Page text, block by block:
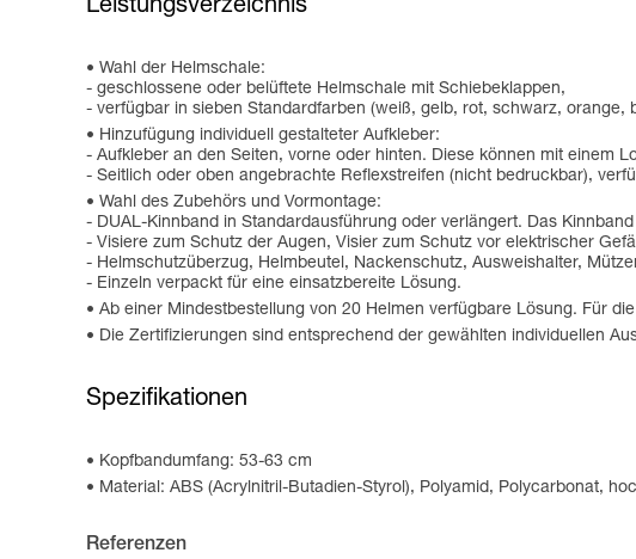
Leistungsverzeichnis
Wahl der Helmschale:
- geschlossene oder belüftete Helmschale mit Schiebeklappen,
- verfügbar in sieben Standardfarben (weiß, gelb, rot, schwarz,
Hinzufügung individuell gestalteter Aufkleber:
- Aufkleber an den Seiten, vorne oder hinten. Diese können mit einem
- Seitlich oder oben angebrachte Reflexstreifen (nicht bedruckbar),
Wahl des Zubehörs und Vormontage:
- DUAL-Kinnband in Standardausführung oder verlängert. Das
- Visiere zum Schutz der Augen, Visier zum Schutz vor elektrischer
- Helmschutzüberzug, Helmbeutel, Nackenschutz, Ausweishalter,
- Einzeln verpackt für eine einsatzbereite Lösung.
Ab einer Mindestbestellung von 20 Helmen verfügbare Lösung. Für
Die Zertifizierungen sind entsprechend der gewählten individuellen
Spezifikationen
Kopfbandumfang: 53-63 cm
Material: ABS (Acrylnitril-Butadien-Styrol), Polyamid, Polycarbonat,
Referenzen